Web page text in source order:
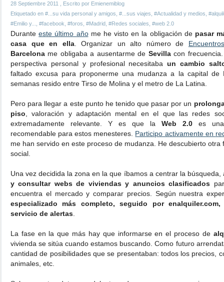
28 Septiembre 2011
, Escrito por Emienemiblog
Etiquetado en #...su vida personal y amigos #...sus viajes #Actualidad y medios
#Emilio y...
#facebook #foros #Madrid #Redes sociales #web 2.0
Duranteeste último añome he visto en la obligación depasar
casa que en ella. Organizar un alto número de
Barcelona me obligaba a ausentarme de Sevillacon
perspectiva personal y profesional necesitabaun cambio
faltado excusa para proponerme una mudanza a la capital de
semanas resido entre Tirso de Molina y el metro de La Latina.
Pero para llegar a este punto he tenido que pasar por un
piso , valoración y adaptación mental en el que las redes
extremadamente relevante. Y es que la Web 2.0 es una
recomendable para estos menesteres. Participo activamente en
me han servido en este proceso de mudanza. He descubierto
social.
Una vez decidida la zona en la que íbamos a centrar la
y consultar webs de viviendas y anuncios clasificados
encuentra el mercado y comparar precios. Según nuestra
especializado más completo, seguido por
servicio de alertas
La fase en la que más hay que informarse en el proceso de
vivienda se sitúa cuando estamos buscando. Como futuro
cantidad de posibilidades que se presentaban: todos los precios,
animales, etc.